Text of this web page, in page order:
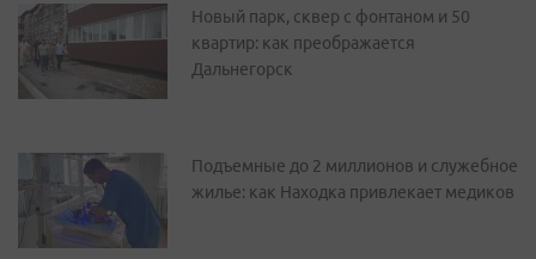
Новый парк, сквер с фонтаном и 50
квартир: как преображается
Дальнегорск
Подъемные до 2 миллионов и служебное
жилье: как Находка привлекает медиков